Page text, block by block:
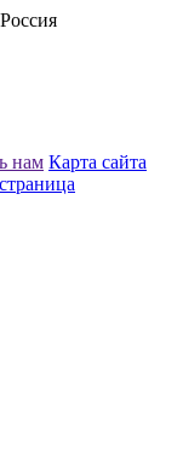
нам Карта сайта